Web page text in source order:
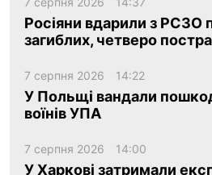
Росіяни вдарили з РСЗО
загиблих, четверо
7 серпня 2026 14:22
У Польщі вандали
воїнів УПА
7 серпня 2026 14:00
У Харкові затримали